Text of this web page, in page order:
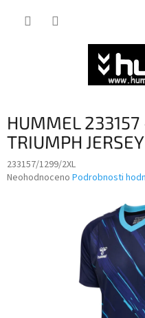
HUMMEL
TRIUMPH
233157/1299/2XL
Průměrné
Neohodnoceno Podrobnosti